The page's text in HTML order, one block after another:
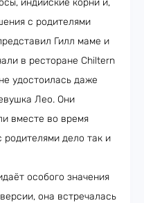
индийские корни и,
с родителями
Гилл маме и
в ресторане Chiltern
удостоилась даже
Лео. Они
вместе во время
родителями дело так и
особого значения
она встречалась